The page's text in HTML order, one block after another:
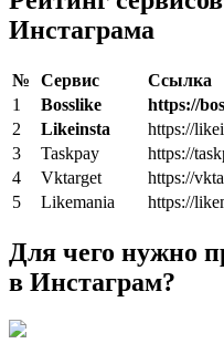
Инстаграма
№ Сервис Ссылка
1
Bosslike https://
2
Likeinsta https://
3
Taskpay https://
4
Vktarget https://
5
Likemania https://
Для чего нужно
в Инстаграм?